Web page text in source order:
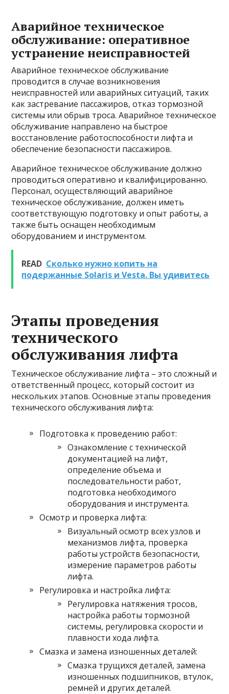
Аварийное техническое
обслуживание: оперативное
устранение неисправностей
Аварийное техническое обслуживание
проводится в случае возникновения
неисправностей или аварийных ситуаций, таких
как застревание пассажиров, отказ тормозной
системы или обрыв троса. Аварийное техническое
обслуживание направлено на быстрое
восстановление работоспособности лифта и
обеспечение безопасности пассажиров.
Аварийное техническое обслуживание должно
проводиться оперативно и квалифицированно.
Персонал, осуществляющий аварийное
техническое обслуживание, должен иметь
соответствующую подготовку и опыт работы, а
также быть оснащен необходимым
оборудованием и инструментом.
READ Сколько нужно копить на
подержанные Solaris и Vesta. Вы удивитесь
Этапы проведения
технического
обслуживания лифта
Техническое обслуживание лифта – это сложный и
ответственный процесс, который состоит из
нескольких этапов. Основные этапы проведения
технического обслуживания лифта:
Подготовка к проведению работ:
Ознакомление с технической
документацией на лифт,
определение объема и
последовательности работ,
подготовка необходимого
оборудования и инструмента.
Осмотр и проверка лифта:
Визуальный осмотр всех узлов и
механизмов лифта, проверка
работы устройств безопасности,
измерение параметров работы
лифта.
Регулировка и настройка лифта:
Регулировка натяжения тросов,
настройка работы тормозной
системы, регулировка скорости и
плавности хода лифта.
Смазка и замена изношенных деталей:
Смазка трущихся деталей, замена
изношенных подшипников, втулок,
ремней и других деталей.